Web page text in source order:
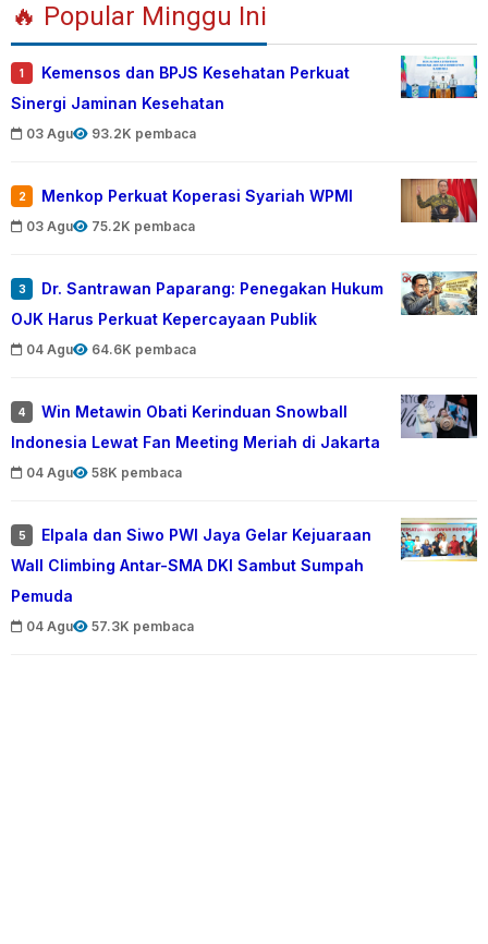
🔥 Popular Minggu Ini
1
Kemensos dan BPJS Kesehatan Perkuat
Sinergi Jaminan Kesehatan
03 Agu 93.2K pembaca
2 Menkop Perkuat Koperasi Syariah WPMI
03 Agu 75.2K pembaca
3
Dr. Santrawan Paparang: Penegakan Hukum
OJK Harus Perkuat Kepercayaan Publik
04 Agu 64.6K pembaca
4
Win Metawin Obati Kerinduan Snowball
Indonesia Lewat Fan Meeting Meriah di Jakarta
04 Agu 58K pembaca
5
Elpala dan Siwo PWI Jaya Gelar Kejuaraan
Wall Climbing Antar-SMA DKI Sambut Sumpah
Pemuda
04 Agu 57.3K pembaca